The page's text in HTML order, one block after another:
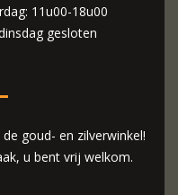
11u00-18u00
gesloten
goud- en zilverwinkel!
u bent vrij welkom.